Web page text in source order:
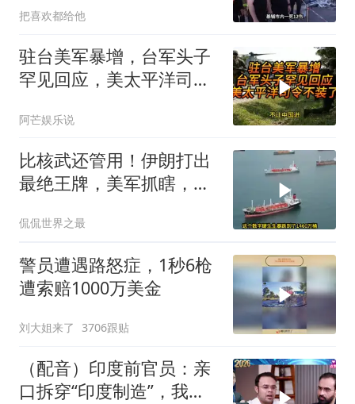
把喜欢都给他
驻台美军暴增，台军头子
罕见回应，美太平洋司令
阿芒娱乐说
比核武还管用！伊朗打出
最绝王牌，美军抓瞎，白
侃侃世界之最
警员遭遇路怒症，1秒6枪
遭索赔1000万美金
刘大姐来了 3706跟贴
（配音）印度前官员：亲
口拆穿“印度制造”，我们